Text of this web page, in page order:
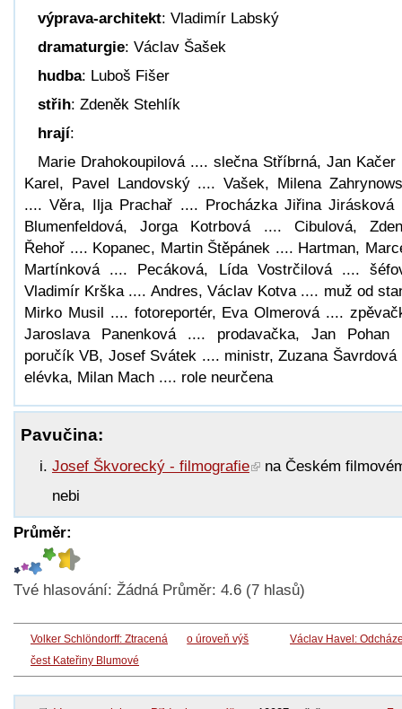
výprava-architekt: Vladimír Labský
dramaturgie: Václav Šašek
hudba: Luboš Fišer
střih: Zdeněk Stehlík
hrají:
Marie Drahokoupilová .... slečna Stříbrná, Jan Kačer
Karel, Pavel Landovský .... Vašek, Milena
.... Věra, Ilja Prachař .... Procházka Jiřina Jirásková
Blumenfeldová, Jorga Kotrbová .... Cibulová,
Řehoř .... Kopanec, Martin Štěpánek .... Hartman,
Martínková .... Pecáková, Lída Vostrčilová ....
Vladimír Krška .... Andres, Václav Kotva .... muž od
Mirko Musil .... fotoreportér, Eva Olmerová ....
Jaroslava Panenková .... prodavačka, Jan Pohan
poručík VB, Josef Svátek .... ministr, Zuzana Šavrdová
elévka, Milan Mach .... role neurčena
Pavučina:
Josef Škvorecký - filmografie
na Českém
nebi
Průměr:
Tvé hlasování: Žádná Průměr: 4.6 (7 hlasů)
Volker Schlöndorff: Ztracená
čest Kateřiny Blumové
o úroveň výš Václav Havel: